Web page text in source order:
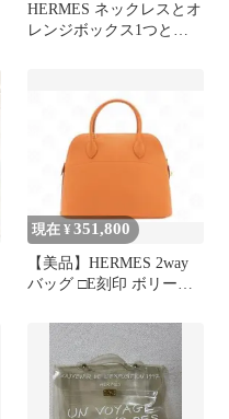
HERMES ネックレスとオ
レンジボックス1つとレ
現在 ¥351,800
【美品】HERMES 2way
バッグ □E刻印 ボリード